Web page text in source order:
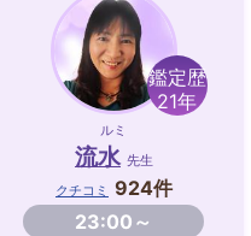
鑑定歴
21年
ルミ
流水 先生
クチコミ 924件
23:00～